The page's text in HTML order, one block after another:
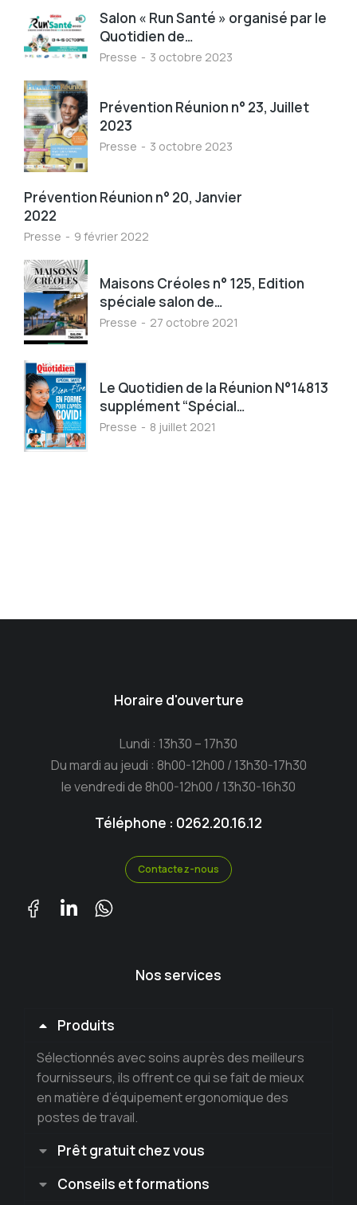
Salon « Run Santé » organisé par le
Quotidien de…
Presse 3 octobre 2023
Prévention Réunion n° 23, Juillet
2023
Presse 3 octobre 2023
Prévention Réunion n° 20, Janvier
2022
Presse 9 février 2022
Maisons Créoles n° 125, Edition
spéciale salon de…
Presse 27 octobre 2021
Le Quotidien de la Réunion N°14813
supplément “Spécial…
Presse 8 juillet 2021
Horaire d'ouverture
Lundi : 13h30 – 17h30
Du mardi au jeudi : 8h00-12h00 / 13h30-17h30
le vendredi de 8h00-12h00 / 13h30-16h30
Téléphone : 0262.20.16.12
Contactez-nous
Nos services
Produits
Sélectionnés avec soins auprès des meilleurs
fournisseurs, ils offrent ce qui se fait de mieux
en matière d’équipement ergonomique des
postes de travail.
Prêt gratuit chez vous
Conseils et formations